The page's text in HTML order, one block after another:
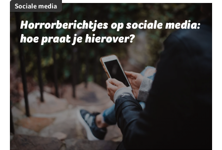
Sociale media
Horrorberichtjes op sociale media:
hoe praat je hierover?